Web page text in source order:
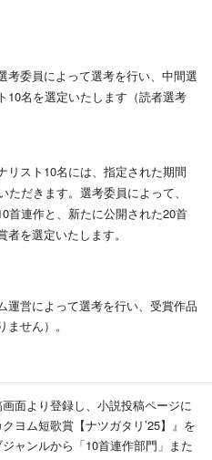
考委員によって選考を行い、中間選
10名を選定いたします（読者選考
リスト10名には、指定された期間
だきます。選考委員によって、
首連作と、新たに公開された20首
を選定いたします。
運営によって選考を行い、受賞作品
せん）。
面より登録し、小説投稿ページに
ヨム短歌賞【ナツガタリ’25】』を
ャンルから「10首連作部門」また